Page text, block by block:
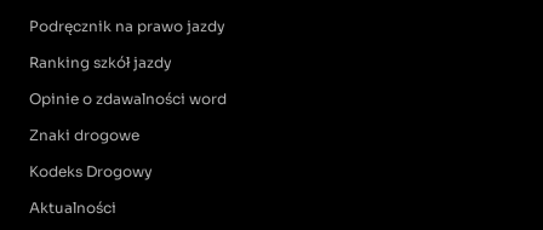
Podręcznik na prawo jazdy
Ranking szkół jazdy
Opinie o zdawalności word
Znaki drogowe
Kodeks Drogowy
Aktualności